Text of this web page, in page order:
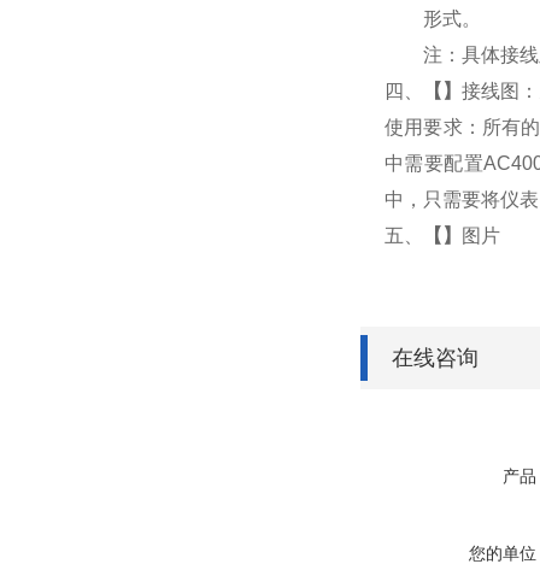
形式。
注：具体接
四、
【 】 接线图
使用要求：所有
中需要配置
中，只需要将仪
五、
【 】 图片
在线咨询
产品
您的单位